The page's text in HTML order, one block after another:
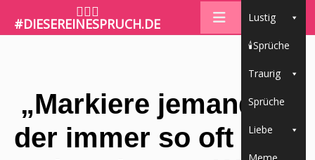
🤷🏼‍♀️
#DIESEREINESPRUCH.DE Lustig
🕯Sprüche
Traurig
Sprüche
Liebe
Meme
„Markiere jemanden,
der immer so oft über